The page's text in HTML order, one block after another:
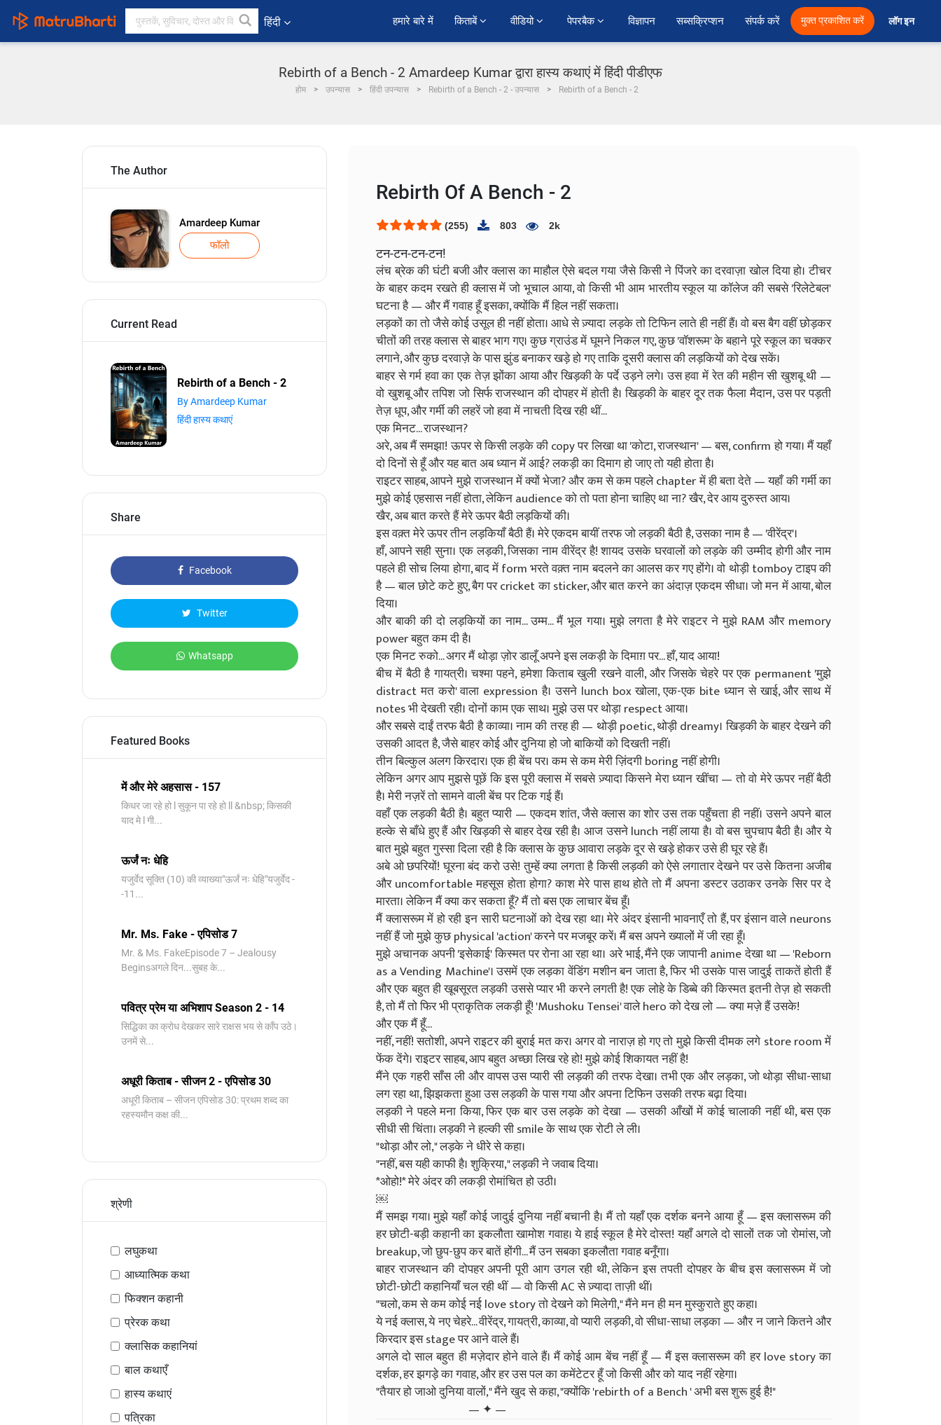
हिंदी हमारे बारे में किताबें वीडियो पेपरबैक विज्ञापन सब्सक्रिप्शन संपर्क करें मुक्त प्रकाशित करें लॉग इन
Rebirth of a Bench - 2 Amardeep Kumar द्वारा हास्य कथाएं में हिंदी पीडीएफ
होम उपन्यास हिंदी उपन्यास Rebirth of a Bench - 2 - उपन्यास Rebirth of a Bench - 2
The Author
Amardeep Kumar
फॉलो
Current Read
Rebirth of a Bench - 2
By Amardeep Kumar
हिंदी हास्य कथाएं
Share
Facebook
Twitter
Whatsapp
Featured Books
में और मेरे अहसास - 157
किधर जा रहे हो l सुकून पा रहे हो ll &nbsp; किसकी
याद मे l गी...
ऊर्जं नः धेहि
यजुर्वेद सूक्ति (10) की व्याख्या"ऊर्जं नः धेहि"यजुर्वेद -
-11...
Mr. Ms. Fake - एपिसोड 7
Mr. & Ms. FakeEpisode 7 – Jealousy
Beginsअगले दिन...सुबह के...
पवित्र प्रेम या अभिशाप Season 2 - 14
सिद्धिका का क्रोध देखकर सारे राक्षस भय से काँप उठे।
उनमें से...
अधूरी किताब - सीजन 2 - एपिसोड 30
अधूरी किताब – सीजन एपिसोड 30: प्रथम शब्द का
रहस्यमौन कक्ष की...
श्रेणी
लघुकथा
आध्यात्मिक कथा
फिक्शन कहानी
प्रेरक कथा
क्लासिक कहानियां
बाल कथाएँ
हास्य कथाएं
पत्रिका
Rebirth Of A Bench - 2
(255) 803 2k
टन-टन-टन-टन!
लंच ब्रेक की घंटी बजी और क्लास का माहौल ऐसे बदल गया जैसे किसी ने पिंजरे का दरवाज़ा खोल दिया हो। टीचर
के बाहर कदम रखते ही क्लास में जो भूचाल आया, वो किसी भी आम भारतीय स्कूल या कॉलेज की सबसे 'रिलेटेबल'
घटना है — और मैं गवाह हूँ इसका, क्योंकि मैं हिल नहीं सकता।
लड़कों का तो जैसे कोई उसूल ही नहीं होता। आधे से ज़्यादा लड़के तो टिफिन लाते ही नहीं हैं। वो बस बैग वहीं छोड़कर
चीतों की तरह क्लास से बाहर भाग गए। कुछ ग्राउंड में घूमने निकल गए, कुछ 'वॉशरूम' के बहाने पूरे स्कूल का चक्कर
लगाने, और कुछ दरवाज़े के पास झुंड बनाकर खड़े हो गए ताकि दूसरी क्लास की लड़कियों को देख सकें।
बाहर से गर्म हवा का एक तेज़ झोंका आया और खिड़की के पर्दे उड़ने लगे। उस हवा में रेत की महीन सी खुशबू थी —
वो खुशबू और तपिश जो सिर्फ राजस्थान की दोपहर में होती है। खिड़की के बाहर दूर तक फैला मैदान, उस पर पड़ती
तेज़ धूप, और गर्मी की लहरें जो हवा में नाचती दिख रही थीं...
एक मिनट... राजस्थान?
अरे, अब मैं समझा! ऊपर से किसी लड़के की copy पर लिखा था 'कोटा, राजस्थान' — बस, confirm हो गया। मैं यहाँ
दो दिनों से हूँ और यह बात अब ध्यान में आई? लकड़ी का दिमाग हो जाए तो यही होता है।
राइटर साहब, आपने मुझे राजस्थान में क्यों भेजा? और कम से कम पहले chapter में ही बता देते — यहाँ की गर्मी का
मुझे कोई एहसास नहीं होता, लेकिन audience को तो पता होना चाहिए था ना? खैर, देर आय दुरुस्त आय।
खैर, अब बात करते हैं मेरे ऊपर बैठी लड़कियों की।
इस वक़्त मेरे ऊपर तीन लड़कियाँ बैठी हैं। मेरे एकदम बायीं तरफ जो लड़की बैठी है, उसका नाम है — 'वीरेंद्र'।
हाँ, आपने सही सुना। एक लड़की, जिसका नाम वीरेंद्र है! शायद उसके घरवालों को लड़के की उम्मीद होगी और नाम
पहले ही सोच लिया होगा, बाद में form भरते वक़्त नाम बदलने का आलस कर गए होंगे। वो थोड़ी tomboy टाइप की
है — बाल छोटे कटे हुए, बैग पर cricket का sticker, और बात करने का अंदाज़ एकदम सीधा। जो मन में आया, बोल
दिया।
और बाकी की दो लड़कियों का नाम... उम्म... मैं भूल गया। मुझे लगता है मेरे राइटर ने मुझे RAM और memory
power बहुत कम दी है।
एक मिनट रुको... अगर मैं थोड़ा ज़ोर डालूँ अपने इस लकड़ी के दिमाग़ पर... हाँ, याद आया!
बीच में बैठी है गायत्री। चश्मा पहने, हमेशा किताब खुली रखने वाली, और जिसके चेहरे पर एक permanent 'मुझे
distract मत करो' वाला expression है। उसने lunch box खोला, एक-एक bite ध्यान से खाई, और साथ में
notes भी देखती रही। दोनों काम एक साथ। मुझे उस पर थोड़ा respect आया।
और सबसे दाईं तरफ बैठी है काव्या। नाम की तरह ही — थोड़ी poetic, थोड़ी dreamy। खिड़की के बाहर देखने की
उसकी आदत है, जैसे बाहर कोई और दुनिया हो जो बाकियों को दिखती नहीं।
तीन बिल्कुल अलग किरदार। एक ही बेंच पर। कम से कम मेरी ज़िंदगी boring नहीं होगी।
लेकिन अगर आप मुझसे पूछें कि इस पूरी क्लास में सबसे ज़्यादा किसने मेरा ध्यान खींचा — तो वो मेरे ऊपर नहीं बैठी
है। मेरी नज़रें तो सामने वाली बेंच पर टिक गई हैं।
वहाँ एक लड़की बैठी है। बहुत प्यारी — एकदम शांत, जैसे क्लास का शोर उस तक पहुँचता ही नहीं। उसने अपने बाल
हल्के से बाँधे हुए हैं और खिड़की से बाहर देख रही है। आज उसने lunch नहीं लाया है। वो बस चुपचाप बैठी है। और ये
बात मुझे बहुत गुस्सा दिला रही है कि क्लास के कुछ आवारा लड़के दूर से खड़े होकर उसे ही घूर रहे हैं।
अबे ओ छपरियों! घूरना बंद करो उसे! तुम्हें क्या लगता है किसी लड़की को ऐसे लगातार देखने पर उसे कितना अजीब
और uncomfortable महसूस होता होगा? काश मेरे पास हाथ होते तो मैं अपना डस्टर उठाकर उनके सिर पर दे
मारता। लेकिन मैं क्या कर सकता हूँ? मैं तो बस एक लाचार बेंच हूँ।
मैं क्लासरूम में हो रही इन सारी घटनाओं को देख रहा था। मेरे अंदर इंसानी भावनाएँ तो हैं, पर इंसान वाले neurons
नहीं हैं जो मुझे कुछ physical 'action' करने पर मजबूर करें। मैं बस अपने ख्यालों में जी रहा हूँ।
मुझे अचानक अपनी 'इसेकाई' किस्मत पर रोना आ रहा था। अरे भाई, मैंने एक जापानी anime देखा था — 'Reborn
as a Vending Machine'। उसमें एक लड़का वेंडिंग मशीन बन जाता है, फिर भी उसके पास जादुई ताकतें होती हैं
और एक बहुत ही खूबसूरत लड़की उससे प्यार भी करने लगती है! एक लोहे के डिब्बे की किस्मत इतनी तेज़ हो सकती
है, तो मैं तो फिर भी प्राकृतिक लकड़ी हूँ! 'Mushoku Tensei' वाले hero को देख लो — क्या मज़े हैं उसके!
और एक मैं हूँ...
नहीं, नहीं! सतोशी, अपने राइटर की बुराई मत कर। अगर वो नाराज़ हो गए तो मुझे किसी दीमक लगे store room में
फेंक देंगे। राइटर साहब, आप बहुत अच्छा लिख रहे हो! मुझे कोई शिकायत नहीं है!
मैंने एक गहरी साँस ली और वापस उस प्यारी सी लड़की की तरफ देखा। तभी एक और लड़का, जो थोड़ा सीधा-साधा
लग रहा था, झिझकता हुआ उस लड़की के पास गया और अपना टिफिन उसकी तरफ बढ़ा दिया।
लड़की ने पहले मना किया, फिर एक बार उस लड़के को देखा — उसकी आँखों में कोई चालाकी नहीं थी, बस एक
सीधी सी चिंता। लड़की ने हल्की सी smile के साथ एक रोटी ले ली।
"थोड़ा और लो," लड़के ने धीरे से कहा।
"नहीं, बस यही काफी है। शुक्रिया," लड़की ने जवाब दिया।
*ओहो!* मेरे अंदर की लकड़ी रोमांचित हो उठी।
￼
मैं समझ गया। मुझे यहाँ कोई जादुई दुनिया नहीं बचानी है। मैं तो यहाँ एक दर्शक बनने आया हूँ — इस क्लासरूम की
हर छोटी-बड़ी कहानी का इकलौता खामोश गवाह। ये हाई स्कूल है मेरे दोस्त! यहाँ अगले दो सालों तक जो रोमांस, जो
breakup, जो छुप-छुप कर बातें होंगी... मैं उन सबका इकलौता गवाह बनूँगा।
बाहर राजस्थान की दोपहर अपनी पूरी आग उगल रही थी, लेकिन इस तपती दोपहर के बीच इस क्लासरूम में जो
छोटी-छोटी कहानियाँ चल रही थीं — वो किसी AC से ज़्यादा ताज़ी थीं।
"चलो, कम से कम कोई नई love story तो देखने को मिलेगी," मैंने मन ही मन मुस्कुराते हुए कहा।
ये नई क्लास, ये नए चेहरे... वीरेंद्र, गायत्री, काव्या, वो प्यारी लड़की, वो सीधा-साधा लड़का — और न जाने कितने और
किरदार इस stage पर आने वाले हैं।
अगले दो साल बहुत ही मज़ेदार होने वाले हैं। मैं कोई आम बेंच नहीं हूँ — मैं इस क्लासरूम की हर love story का
दर्शक, हर झगड़े का गवाह, और हर उस पल का कमेंटेटर हूँ जो किसी और को याद नहीं रहेगा।
"तैयार हो जाओ दुनिया वालों," मैंने खुद से कहा, "क्योंकि 'rebirth of a Bench ' अभी बस शुरू हुई है!"
— ✦ —